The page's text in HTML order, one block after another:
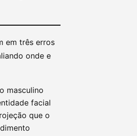
em três erros
onde e
masculino
facial
que o